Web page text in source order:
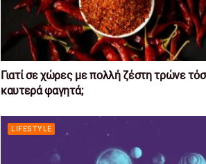
Γιατί σε χώρες με πολλή ζέστη τρώνε
καυτερά φαγητά;
LIFESTYLE